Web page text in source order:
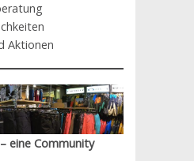
Aktionen
eine Community